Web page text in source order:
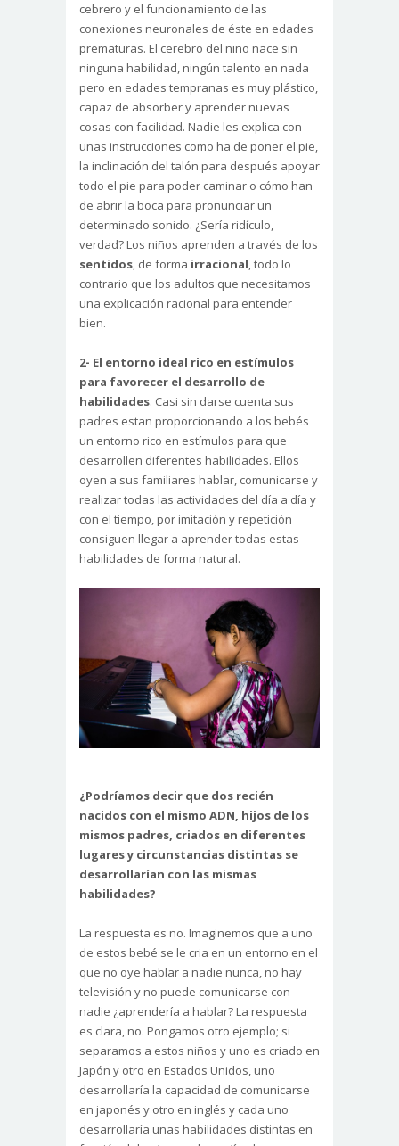
cebrero y el funcionamiento de las
conexiones neuronales de éste en edades
prematuras. El cerebro del niño nace sin
ninguna habilidad, ningún talento en nada
pero en edades tempranas es muy plástico,
capaz de absorber y aprender nuevas
cosas con facilidad. Nadie les explica con
unas instrucciones como ha de poner el pie,
la inclinación del talón para después apoyar
todo el pie para poder caminar o cómo han
de abrir la boca para pronunciar un
determinado sonido. ¿Sería ridículo,
verdad? Los niños aprenden a través de los
sentidos, de forma irracional, todo lo
contrario que los adultos que necesitamos
una explicación racional para entender
bien.
2- El entorno ideal rico en estímulos
para favorecer el desarrollo de
habilidades. Casi sin darse cuenta sus
padres estan proporcionando a los bebés
un entorno rico en estímulos para que
desarrollen diferentes habilidades. Ellos
oyen a sus familiares hablar, comunicarse y
realizar todas las actividades del día a día y
con el tiempo, por imitación y repetición
consiguen llegar a aprender todas estas
habilidades de forma natural.
¿Podríamos decir que dos recién
nacidos con el mismo ADN, hijos de los
mismos padres, criados en diferentes
lugares y circunstancias distintas se
desarrollarían con las mismas
habilidades?
La respuesta es no. Imaginemos que a uno
de estos bebé se le cria en un entorno en el
que no oye hablar a nadie nunca, no hay
televisión y no puede comunicarse con
nadie ¿aprendería a hablar? La respuesta
es clara, no. Pongamos otro ejemplo; si
separamos a estos niños y uno es criado en
Japón y otro en Estados Unidos, uno
desarrollaría la capacidad de comunicarse
en japonés y otro en inglés y cada uno
desarrollaría unas habilidades distintas en